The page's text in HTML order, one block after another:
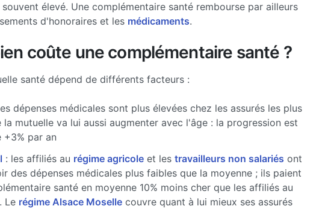
élevé. Une complémentaire santé rembourse par ailleurs
d'honoraires et les médicaments.
coûte une complémentaire santé ?
santé dépend de différents facteurs :
dépenses médicales sont plus élevées chez les assurés les plus
la mutuelle va lui aussi augmenter avec l'âge : la progression est
+3% par an
: les affiliés au régime agricoleet les travailleurs non salariés ont
des dépenses médicales plus faibles que la moyenne ; ils paient
santé en moyenne 10% moins cher que les affiliés au
. Le régime Alsace Mosellecouvre quant à lui mieux ses assurés